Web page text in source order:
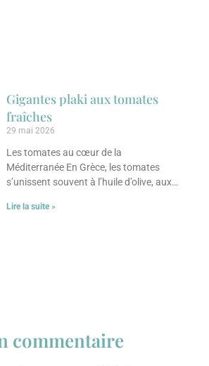
Gigantes plaki aux tomates
fraîches
29 mai 2026
Les tomates au cœur de la
Méditerranée En Grèce, les tomates
s’unissent souvent à l’huile d’olive, aux
en
Lire la suite »
commentaire